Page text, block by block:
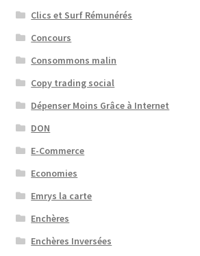
Clics et Surf Rémunérés
Concours
Consommons malin
Copy trading social
Dépenser Moins Grâce à Internet
DON
E-Commerce
Economies
Emrys la carte
Enchères
Enchères Inversées